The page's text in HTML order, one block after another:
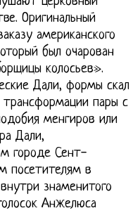
Оригинальный
американского
был очарован
колосьев».
Дали, формы скал
трансформации пары с
менгиров или
Дали,
городе Сент-
посетителям в
знаменитого
Анжелюса